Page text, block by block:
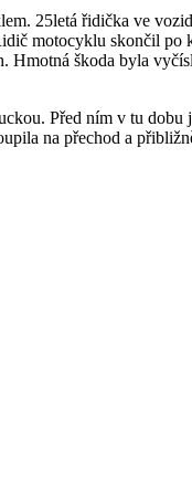
25letá řidička ve
motocyklu skončil po
Hmotná škoda byla
Před ním v tu dobu
na přechod a